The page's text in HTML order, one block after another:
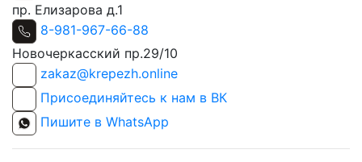
пр. Елизарова д.1
8-981-967-66-88
Новочеркасский пр.29/10
zakaz@krepezh.online
Присоединяйтесь к нам в ВК
Пишите в WhatsApp